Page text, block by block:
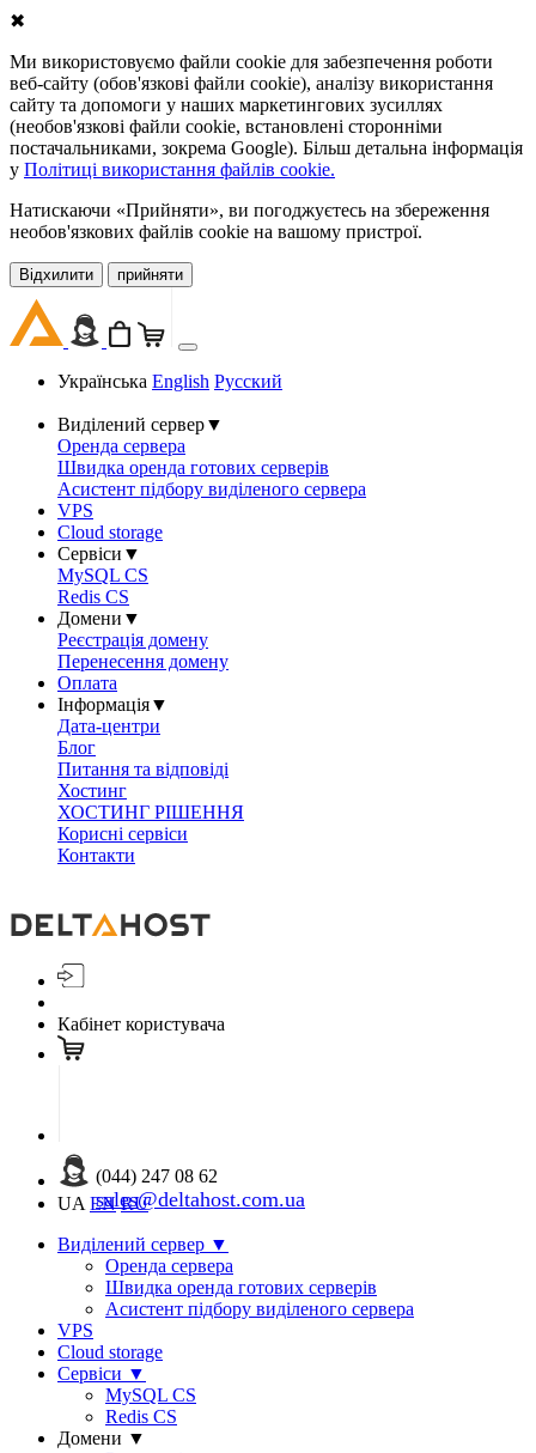
✖
Ми використовуємо файли cookie для забезпечення роботи
веб-сайту (обов'язкові файли cookie), аналізу використання
сайту та допомоги у наших маркетингових зусиллях
(необов'язкові файли cookie, встановлені сторонніми
постачальниками, зокрема Google). Більш детальна інформація
у Політиці використання файлів cookie.
Натискаючи «Прийняти», ви погоджуєтесь на збереження
необов'язкових файлів cookie на вашому пристрої.
Відхилити прийняти
Українська English Русский
Виділений сервер▼
Оренда сервера
Швидка оренда готових серверів
Асистент підбору виділеного сервера
VPS
Cloud storage
Сервіси ▼
MySQL CS
Redis CS
Домени ▼
Реєстрація домену
Перенесення домену
Оплата
Інформація▼
Дата-центри
Блог
Питання та відповіді
Хостинг
ХОСТИНГ РІШЕННЯ
Корисні сервіси
Контакти
Кабінет користувача
(044) 247 08 62
sales@deltahost.com.ua
UA EN RU
Виділений сервер ▼
Оренда сервера
Швидка оренда готових серверів
Асистент підбору виділеного сервера
VPS
Cloud storage
Сервіси ▼
MySQL CS
Redis CS
Домени ▼